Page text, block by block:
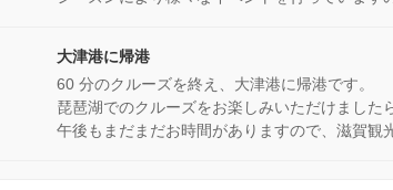
大津港に帰港
60 分のクルーズを終え、大津港に帰港です。
琵琶湖でのクルーズをお楽しみいただけました
午後もまだまだお時間がありますので、滋賀観